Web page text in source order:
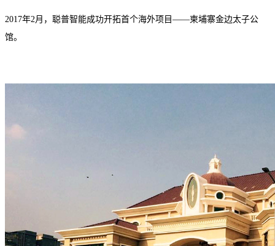
2017年2月，聪普智能成功开拓首个海外项目——柬埔寨金边太子公
馆。